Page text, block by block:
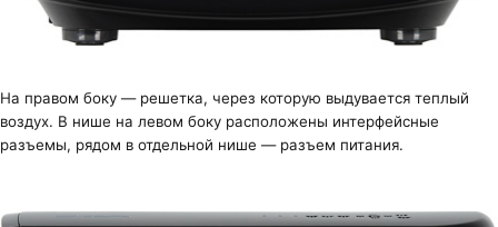
На правом боку — решетка, через которую выдувается теплый
воздух. В нише на левом боку расположены интерфейсные
разъемы, рядом в отдельной нише — разъем питания.